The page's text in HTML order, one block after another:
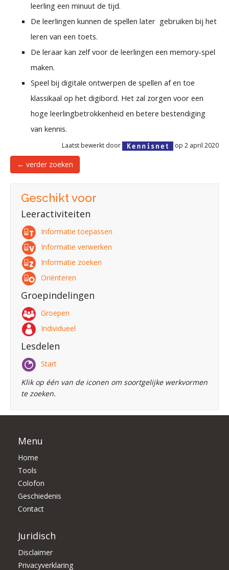
leerling een minuut de tijd.
De leerlingen kunnen de spellen later gebruiken bij het
leren van een toets.
De leraar kan zelf voor de leerlingen een memory-spel
maken.
Speel bij digitale ontwerpen de spellen af en toe
klassikaal op het digibord. Het zal zorgen voor een
hoge leerlingbetrokkenheid en betere bestendiging
van kennis.
Laatst bewerkt door op 2 april 2020
← verder zoeken
Geschikt voor
Leeractiviteiten
Informatie toepassen
Informatie verwerken
Informatie zoeken
Oriënteren
Groepindelingen
Groepen
Individueel
Lesdelen
Start
Klik op één van de iconen om soortgelijke werkvormen
te zoeken.
Menu
Home
Tools
Colofon
Geschiedenis
Contact
Juridisch
Disclaimer
Privacyverklaring